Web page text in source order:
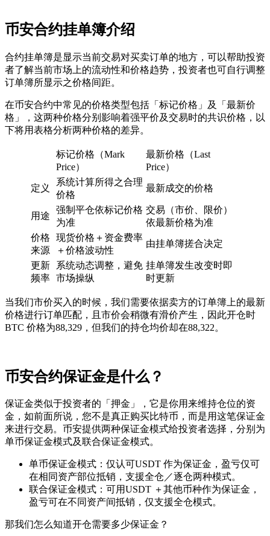
币安合约挂单簿介绍
合约挂单簿是显示当前交易对买卖订单的地方，可以帮助投资
者了解当前市场上的流动性和价格趋势，投资者也可自行调整
订单簿所显示之价格间距。
在币安合约中常见的价格类型包括「标记价格」及「最新价
格」，这两种价格分别影响着强平价及交易时的共识价格，以
下将用表格分析两种价格的差异。
标记价格（Mark
Price）
最新价格（Last
Price）
定义
系统计算所得之合理
价格
最新成交的价格
用途
强制平仓依标记价格
为准
交易（市价、限价）
依最新价格为准
价格
来源
现货价格＋资金费率
＋价格波动性
由挂单簿搓合决定
更新
频率
系统动态调整，避免
市场操纵
挂单簿发生改变时即
时更新
当我们市价买入的时候，我们需要依据卖方的订单簿上的最新
价格进行订单匹配，且市价会稍微有滑价产生，因此开仓时
BTC 价格为88,329，但我们的持仓均价却在88,322。
币安合约保证金是什么？
保证金类似于投资者的「押金」，它是你用来维持仓位的资
金，如前面所说，您不是真正购买比特币，而是用这笔保证金
来进行交易。币安提供两种保证金模式给投资者选择，分别为
单币保证金模式及联合保证金模式。
单币保证金模式：仅认可USDT 作为保证金，盈亏仅可
在相同资产部位抵销，支援全仓／逐仓两种模式。
联合保证金模式：可用USDT ＋其他币种作为保证金，
盈亏可在不同资产间抵销，仅支援全仓模式。
那我们怎么知道开仓需要多少保证金？